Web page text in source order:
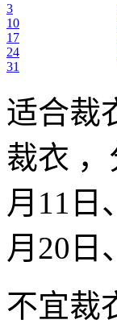
3
10
17
24
31
适合裁
裁衣 ，
月11日
月20日
不宜裁